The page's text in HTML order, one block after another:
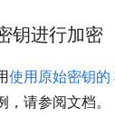
钥进行加密
使用原始密钥
，请参阅文档。